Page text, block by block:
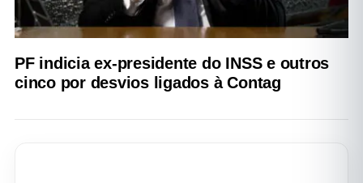
PF indicia ex-presidente do INSS e outros
cinco por desvios ligados à Contag